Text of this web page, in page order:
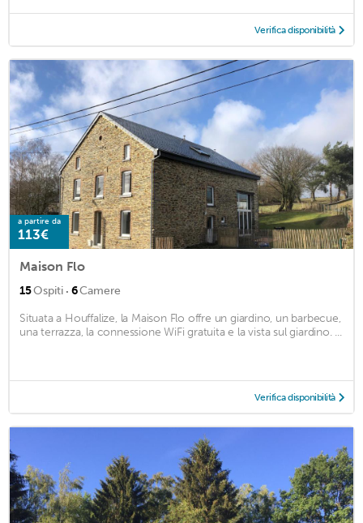
Verifica disponibilità
a partire da
113€
Maison Flo
15Ospiti · 6Camere
Situata a Houffalize, la Maison Flo offre un giardino, un barbecue,
una terrazza, la connessione WiFi gratuita e la vista sul giardino. ...
Verifica disponibilità